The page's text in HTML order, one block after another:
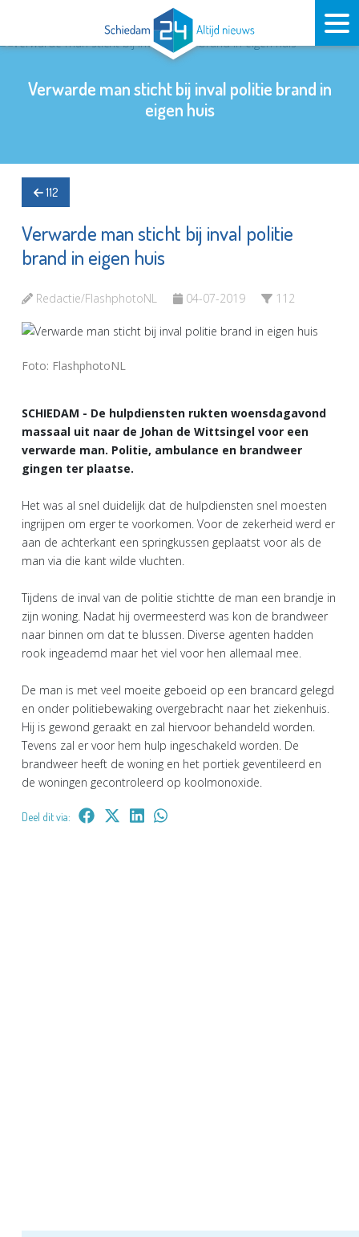
Verwarde man sticht bij inval politie brand in
eigen huis
112
Verwarde man sticht bij inval politie
brand in eigen huis
Redactie/FlashphotoNL 04-07-2019 112
Foto: FlashphotoNL
SCHIEDAM - De hulpdiensten rukten woensdagavond
massaal uit naar de Johan de Wittsingel voor een
verwarde man. Politie, ambulance en brandweer
gingen ter plaatse.
Het was al snel duidelijk dat de hulpdiensten snel moesten
ingrijpen om erger te voorkomen. Voor de zekerheid werd er
aan de achterkant een springkussen geplaatst voor als de
man via die kant wilde vluchten.
Tijdens de inval van de politie stichtte de man een brandje in
zijn woning. Nadat hij overmeesterd was kon de brandweer
naar binnen om dat te blussen. Diverse agenten hadden
rook ingeademd maar het viel voor hen allemaal mee.
De man is met veel moeite geboeid op een brancard gelegd
en onder politiebewaking overgebracht naar het ziekenhuis.
Hij is gewond geraakt en zal hiervoor behandeld worden.
Tevens zal er voor hem hulp ingeschakeld worden. De
brandweer heeft de woning en het portiek geventileerd en
de woningen gecontroleerd op koolmonoxide.
Deel dit via: